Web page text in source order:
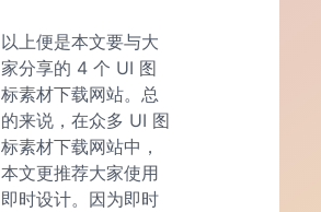
以上便是本文要与大
家分享的 4 个 UI 图
标素材下载网站。总
的来说，在众多 UI 图
标素材下载网站中，
本文更推荐大家使用
即时设计。因为即时